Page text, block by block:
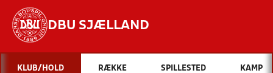
DBU SJÆLLAND
Hvad vil du søge efter?
KLUB/HOLD RÆKKE SPILLESTED KAMP